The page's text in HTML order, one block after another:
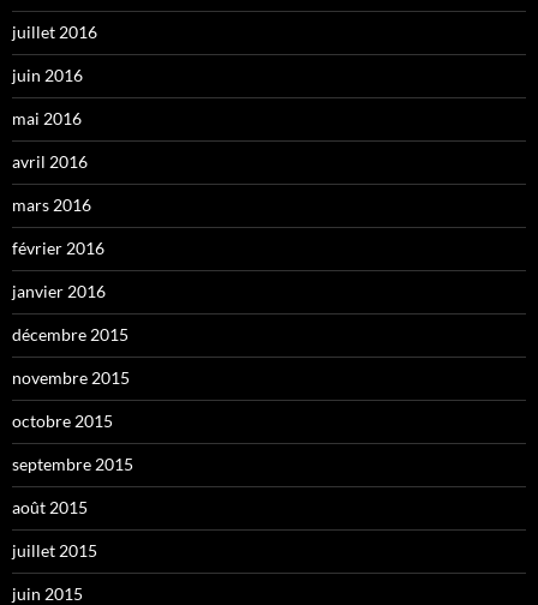
juillet 2016
juin 2016
mai 2016
avril 2016
mars 2016
février 2016
janvier 2016
décembre 2015
novembre 2015
octobre 2015
septembre 2015
août 2015
juillet 2015
juin 2015